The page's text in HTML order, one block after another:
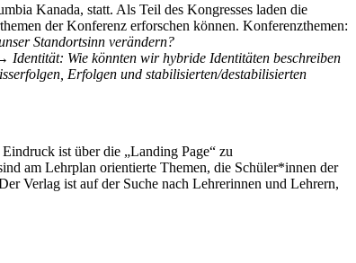
Kanada, statt. Als Teil des Kongresses laden die
der Konferenz erforschen können. Konferenzthemen:
Standortsinn verändern?
Identität: Wie könnten wir hybride Identitäten beschreiben
Erfolgen und stabilisierten/destabilisierten
ist über die „Landing Page“ zu
am Lehrplan orientierte Themen, die Schüler*innen der
Verlag ist auf der Suche nach Lehrerinnen und Lehrern,